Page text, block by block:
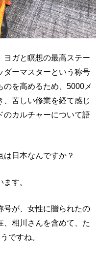
ヨガと瞑想の最高ステー
ダーマスターという称号
のを高めるため、5000メ
、苦しい修業を経て感じ
のカルチャーについて語
は日本なんですか？
す。
号が、女性に贈られたの
、相川さんを含めて、た
ですね。